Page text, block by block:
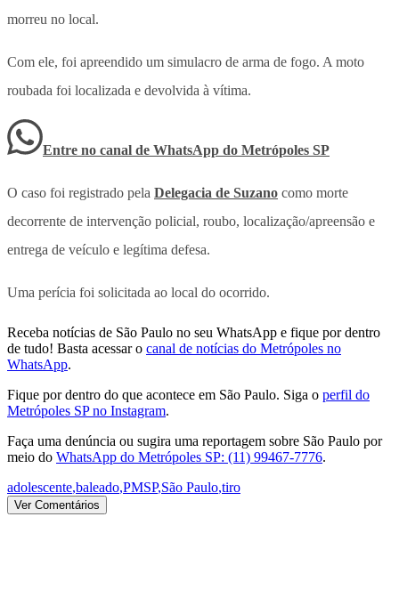
morreu no local.
Com ele, foi apreendido um simulacro de arma de fogo. A moto
roubada foi localizada e devolvida à vítima.
Entre no canal de WhatsApp do Metrópoles SP
O caso foi registrado pela Delegacia de Suzano como morte
decorrente de intervenção policial, roubo, localização/apreensão e
entrega de veículo e legítima defesa.
Uma perícia foi solicitada ao local do ocorrido.
Receba notícias de São Paulo no seu WhatsApp e fique por dentro
de tudo! Basta acessar o canal de notícias do Metrópoles no
WhatsApp.
Fique por dentro do que acontece em São Paulo. Siga o perfil do
Metrópoles SP no Instagram.
Faça uma denúncia ou sugira uma reportagem sobre São Paulo por
meio do WhatsApp do Metrópoles SP: (11) 99467-7776.
adolescente,baleado,PMSP,São Paulo,tiro
Ver Comentários